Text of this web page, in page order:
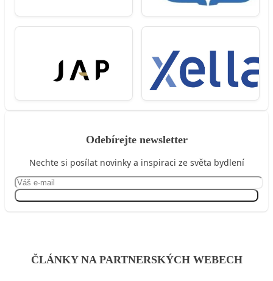
Odebírejte newsletter
Nechte si posílat novinky a inspiraci ze světa bydlení
ČLÁNKY NA PARTNERSKÝCH WEBECH